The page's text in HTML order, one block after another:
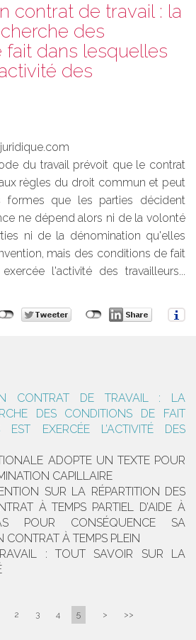
contrat de travail : la
des
fait dans lesquelles
des
du travail prévoit que le contrat
règles du droit commun et peut
formes que les parties décident
ne dépend alors ni de la volonté
ni de la dénomination qu'elles
mais des conditions de fait
l'activité des travailleurs...
CONTRAT DE TRAVAIL : LA
DES CONDITIONS DE FAIT
EST EXERCÉE L’ACTIVITÉ DES
ADOPTE UN TEXTE POUR
CAPILLAIRE
SUR LA RÉPARTITION DES
À TEMPS PARTIEL D’AIDE À
POUR CONSÉQUENCE SA
CONTRAT À TEMPS PLEIN
: TOUT SAVOIR SUR LA
2 3 4 5 > >>